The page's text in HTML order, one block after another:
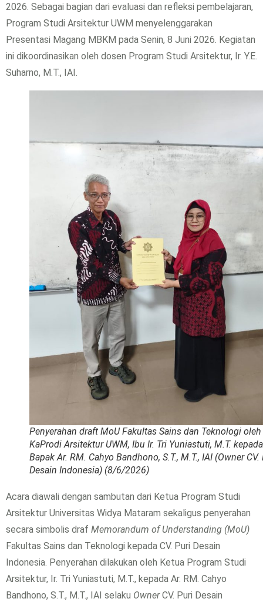
2026. Sebagai bagian dari evaluasi dan refleksi pembelajaran,
Program Studi Arsitektur UWM menyelenggarakan
Presentasi Magang MBKM pada Senin, 8 Juni 2026. Kegiatan
ini dikoordinasikan oleh dosen Program Studi Arsitektur, Ir. Y.E.
Suharno, M.T., IAI.
Penyerahan draft MoU Fakultas Sains dan Teknologi oleh
KaProdi Arsitektur UWM, Ibu Ir. Tri Yuniastuti, M.T. kepada
Bapak Ar. RM. Cahyo Bandhono, S.T., M.T., IAI (Owner CV.
Desain Indonesia) (8/6/2026)
Acara diawali dengan sambutan dari Ketua Program Studi
Arsitektur Universitas Widya Mataram sekaligus penyerahan
secara simbolis draf Memorandum of Understanding (MoU)
Fakultas Sains dan Teknologi kepada CV. Puri Desain
Indonesia. Penyerahan dilakukan oleh Ketua Program Studi
Arsitektur, Ir. Tri Yuniastuti, M.T., kepada Ar. RM. Cahyo
Bandhono, S.T., M.T., IAI selaku OwnerCV. Puri Desain